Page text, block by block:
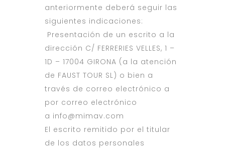
anteriormente deberá seguir las
siguientes indicaciones:
Presentación de un escrito a la
dirección C/ FERRERIES VELLES, 1 –
1D – 17004 GIRONA (a la atención
de FAUST TOUR SL) o bien a
través de correo electrónico a
por correo electrónico
a info@mimav.com
El escrito remitido por el titular
de los datos personales